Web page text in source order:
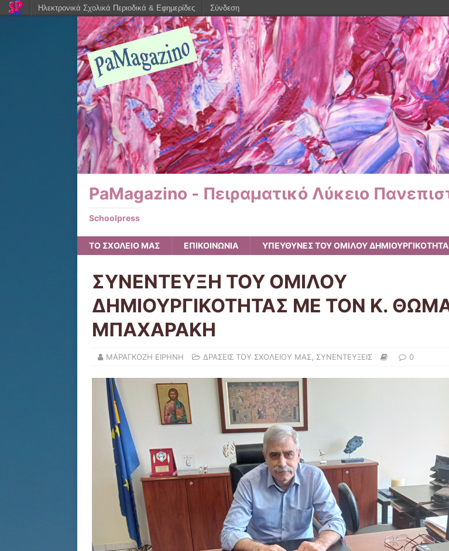
PaMagazino - Πειραματικό Λύκειο
Schoolpress
ΤΟ ΣΧΟΛΕΙΟ ΜΑΣ ΕΠΙΚΟΙΝΩΝΙΑ ΥΠΕΥΘΥΝΕΣ ΤΟΥ ΟΜΙΛΟΥ
ΣΥΝΕΝΤΕΥΞΗ ΤΟΥ ΟΜΙΛΟΥ
ΔΗΜΙΟΥΡΓΙΚΟΤΗΤΑΣ ΜΕ ΤΟΝ Κ.
ΜΠΑΧΑΡΑΚΗ
ΜΑΡΑΓΚΟΖΗ ΕΙΡΗΝΗ ΔΡΑΣΕΙΣ ΤΟΥ ΣΧΟΛΕΙΟΥ ΜΑΣ ΣΥΝΕΝΤΕΥΞΕΙΣ 0
Ηλεκτρονικά Σχολικά Περιοδικά & Εφημερίδες Σύνδεση